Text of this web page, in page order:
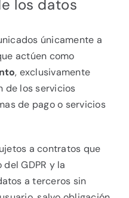
los datos
únicamente a
actúen como
, exclusivamente
de los servicios
de pago o servicios
a contratos que
GDPR y la
a terceros sin